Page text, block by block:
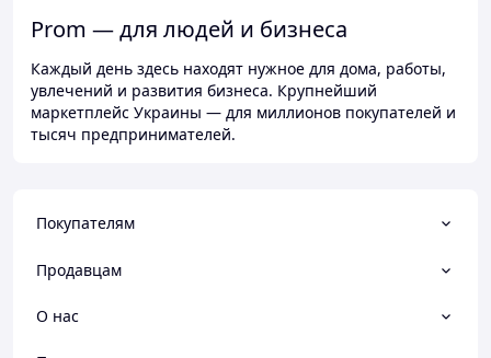
Prom — для людей и бизнеса
Каждый день здесь находят нужное для дома, работы,
увлечений и развития бизнеса. Крупнейший
маркетплейс Украины — для миллионов покупателей и
тысяч предпринимателей.
Покупателям
Продавцам
О нас